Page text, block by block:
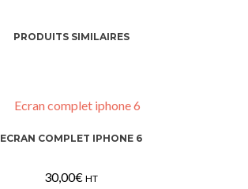
PRODUITS SIMILAIRES
ECRAN COMPLET IPHONE 6
30,00€ HT